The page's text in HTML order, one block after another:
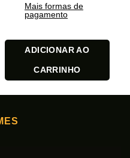
Mais formas de
pagamento
ADICIONAR AO
CARRINHO